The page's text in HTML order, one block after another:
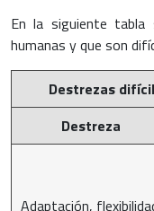
En la siguiente tabla
humanas y que son
Destrezas
Destreza
Adaptación,